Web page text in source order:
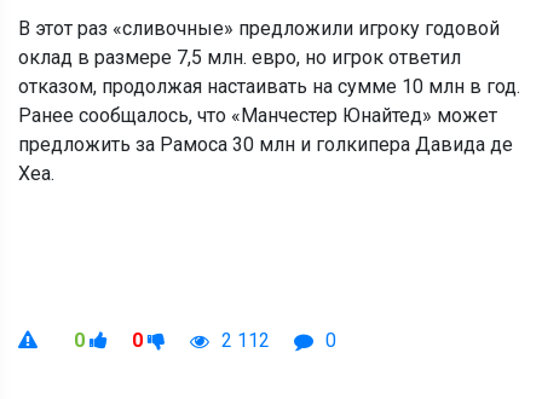
В этот раз «сливочные» предложили игроку годовой
оклад в размере 7,5 млн. евро, но игрок ответил
отказом, продолжая настаивать на сумме 10 млн в год.
Ранее сообщалось, что «Манчестер Юнайтед» может
предложить за Рамоса 30 млн и голкипера Давида де
Хеа.
0 0 2 112 0